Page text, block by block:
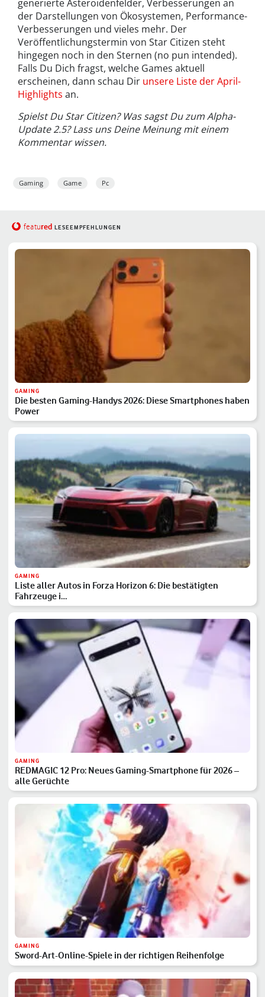
generierte Asteroidenfelder, Verbesserungen an
der Darstellungen von Ökosystemen, Performance-
Verbesserungen und vieles mehr. Der
Veröffentlichungstermin von Star Citizen steht
hingegen noch in den Sternen (no pun intended).
Falls Du Dich fragst, welche Games aktuell
erscheinen, dann schau Dir unsere Liste der April-
Highlights an.
Spielst Du Star Citizen? Was sagst Du zum Alpha-
Update 2.5? Lass uns Deine Meinung mit einem
Kommentar wissen.
Gaming Game Pc
featured LESEEMPFEHLUNGEN
GAMING
Die besten Gaming-Handys 2026: Diese Smartphones haben
Power
GAMING
Liste aller Autos in Forza Horizon 6: Die bestätigten
Fahrzeuge i…
GAMING
REDMAGIC 12 Pro: Neues Gaming-Smartphone für 2026 –
alle Gerüchte
GAMING
Sword-Art-Online-Spiele in der richtigen Reihenfolge